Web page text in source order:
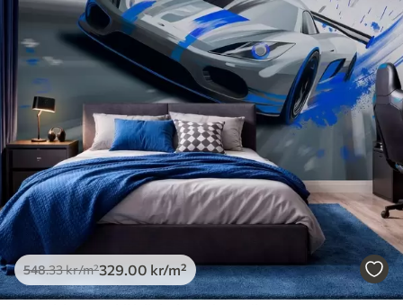
548.33kr/m²329 .00 kr/m²